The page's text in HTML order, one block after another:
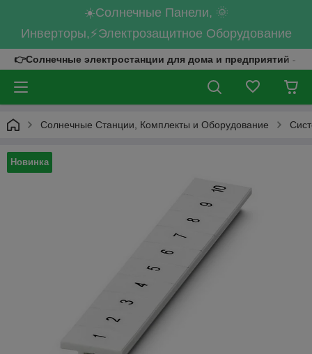
☀️Солнечные Панели, 🌞
Инверторы,⚡Электрозащитное Оборудование
👉Солнечные электростанции для дома и предприятий -
Солнечные Станции, Комплекты и Оборудование
Новинка